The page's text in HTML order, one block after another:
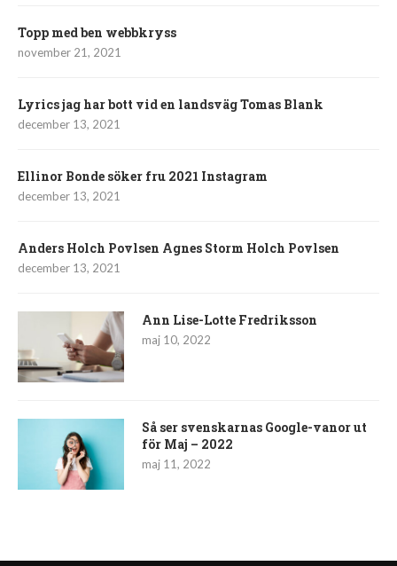
Topp med ben webbkryss
november 21, 2021
Lyrics jag har bott vid en landsväg Tomas Blank
december 13, 2021
Ellinor Bonde söker fru 2021 Instagram
december 13, 2021
Anders Holch Povlsen Agnes Storm Holch Povlsen
december 13, 2021
Ann Lise-Lotte Fredriksson
maj 10, 2022
Så ser svenskarnas Google-vanor ut
för Maj – 2022
maj 11, 2022